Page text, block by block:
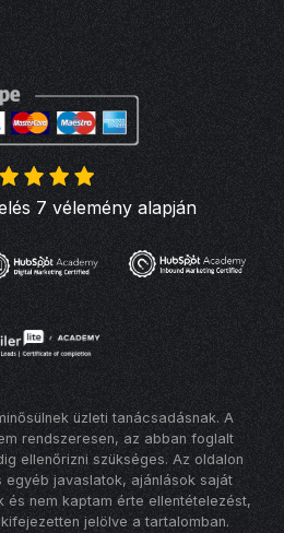
7 vélemény alapján
üzleti tanácsadásnak. A
rendszeresen, az abban foglalt
ellenőrizni szükséges. Az oldalon
javaslatok, ajánlások saját
és nem kaptam érte ellentételezést,
jelölve a tartalomban.